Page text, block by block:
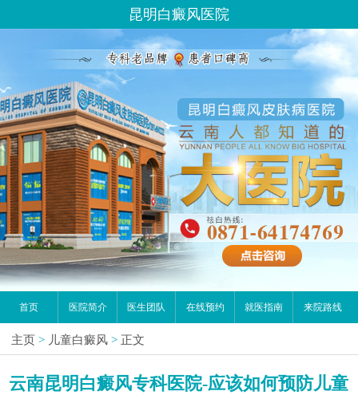
昆明白癜风医院
首页 医院简介 医生团队 在线预约 就医指南 来院路线
主页 > 儿童白癜风 > 正文
云南昆明白癜风专科医院-应该如何预防儿童